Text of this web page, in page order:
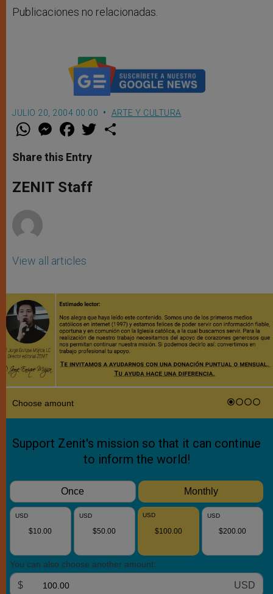
Publicaciones no relacionadas.
JULIO 20, 2004 00:00 ARTE Y CULTURA
W
t
s
p
p
M
e
s
e
g
e
F
a
e
b
o
k
w
Share this Entry
ZENIT Staff
View all articles